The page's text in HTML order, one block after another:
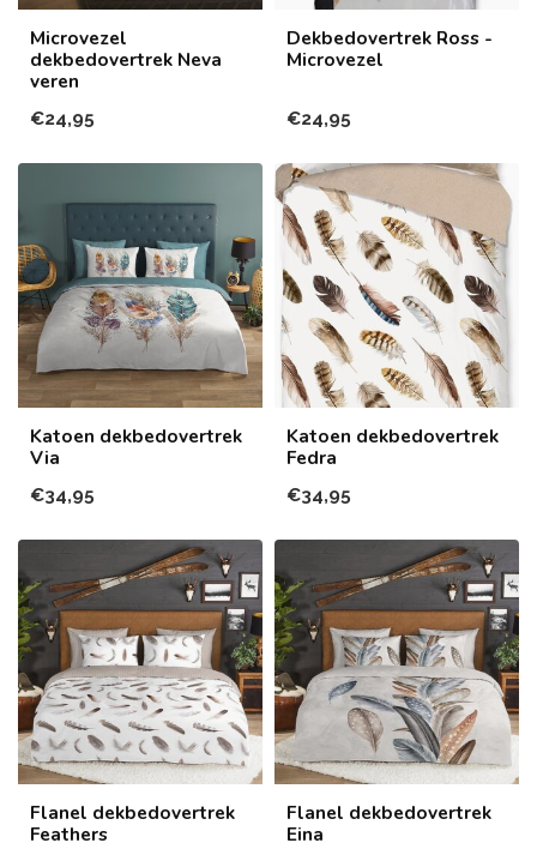
Microvezel
dekbedovertrek Neva
veren
€24,95
Dekbedovertrek Ross -
Microvezel
€24,95
Katoen dekbedovertrek
Via
€34,95
Katoen dekbedovertrek
Fedra
€34,95
Flanel dekbedovertrek
Feathers
Flanel dekbedovertrek
Eina